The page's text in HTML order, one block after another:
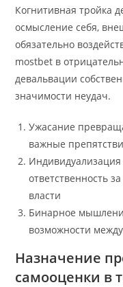
Когнитивная тройка
осмысление себя,
обязательно
mostbet в
девальвации
значимости неудач.
Ужасание
важные
ответственность
власти
Бинарное
возможности
Назначение
самооценки в